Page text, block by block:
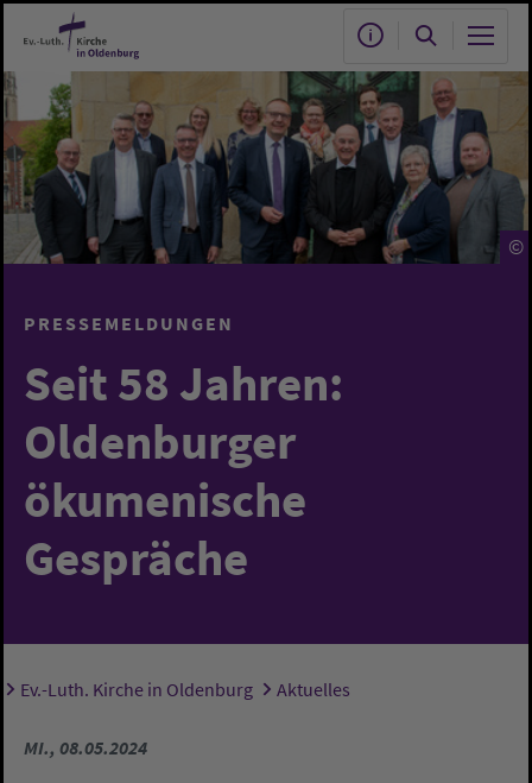
Zum Hauptinhalt springen
©
PRESSEMELDUNGEN
Seit 58 Jahren:
Oldenburger
ökumenische
Gespräche
Sie sind hier:
Ev.-Luth. Kirche in Oldenburg Aktuelles
MI., 08.05.2024